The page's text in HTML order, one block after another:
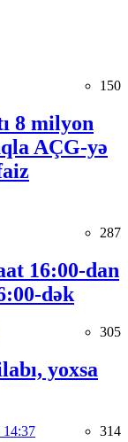
150
8 milyon
AÇG-yə
287
16:00-dan
dək
305
yoxsa
14:37 314